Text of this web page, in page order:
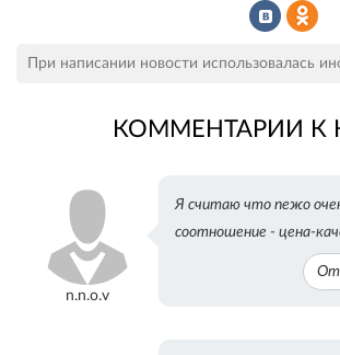
При написании новости использовалась
КОММЕНТАРИИ К
n.n.o.v
Я считаю что пежо
соотношение - цена-